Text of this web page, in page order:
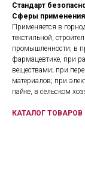
Стандарт
Сферы применения
Применяется в
текстильной,
промышленности; в
фармацевтике, при
веществами; при
материалов; при
пайке, в сельском
КАТАЛОГ ТОВАРОВ